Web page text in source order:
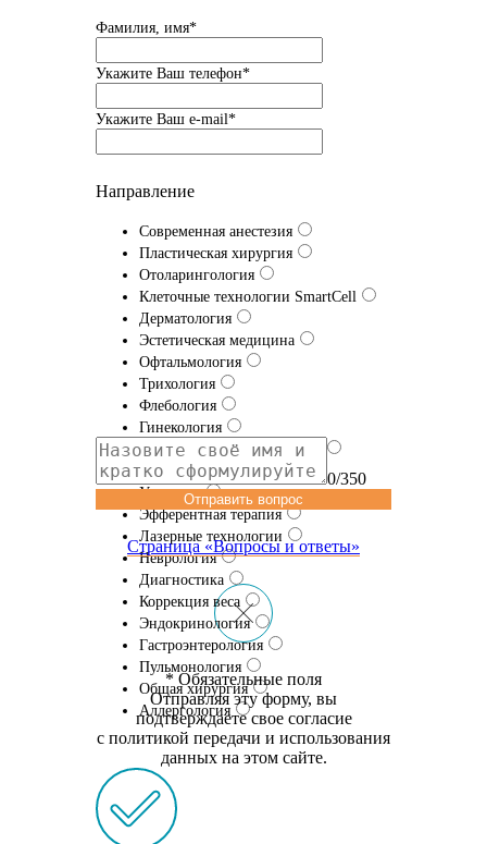
Фамилия, имя*
Укажите Ваш телефон*
Укажите Ваш e-mail*
Направление
Современная анестезия
Пластическая хирургия
Отоларингология
Клеточные технологии SmartCell
Дерматология
Эстетическая медицина
Офтальмология
Трихология
Флебология
Гинекология
Травматология и ортопедия
Проктология
Урология
Эфферентная терапия
Лазерные технологии
Неврология
Диагностика
Коррекция веса
Эндокринология
Гастроэнтерология
Пульмонология
Общая хирургия
Аллергология
0/350
Отправить вопрос
Страница «Вопросы и ответы»
* Обязательные поля
Отправляя эту форму, вы
подтверждаете свое согласие
с политикой передачи и использования
данных на этом сайте.